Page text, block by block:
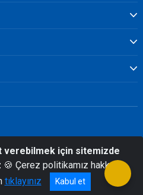
Kırşehir İl Afet ve Acil Durum
verebilmek için sitemizde
🍪 Çerez politikamız hakkında
tıklayınız Kabul et